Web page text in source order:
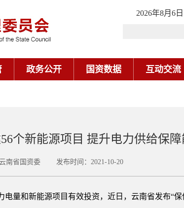
2026年8月6
政务公开 国资数据 互动交流
个新能源项目 提升电力供给保障
南省国资委 发布时间：2021-10-20
量和新能源项目有效投资，近日，云南省发布“